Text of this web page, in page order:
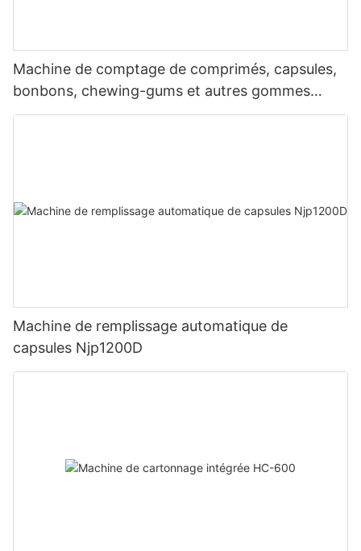
Machine de comptage de comprimés, capsules,
bonbons, chewing-gums et autres gommes
UBM-8
Machine de remplissage automatique de
capsules Njp1200D